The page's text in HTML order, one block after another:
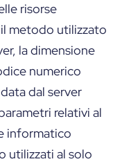
risorse
metodo utilizzato
la dimensione
numerico
dal server
relativi al
informatico
utilizzati al solo